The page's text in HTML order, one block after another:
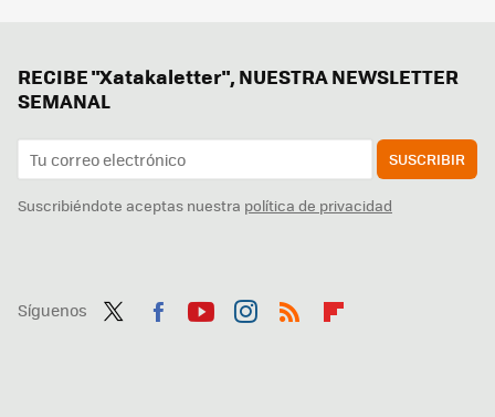
RECIBE "Xatakaletter", NUESTRA NEWSLETTER
SEMANAL
SUSCRIBIR
Suscribiéndote aceptas nuestra política de privacidad
Síguenos